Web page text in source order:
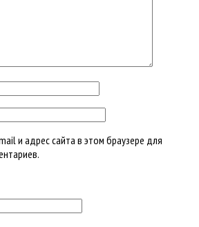
и адрес сайта в этом браузере для